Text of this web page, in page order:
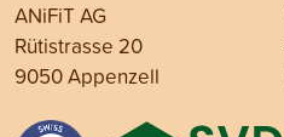
ANiFiT AG
Rütistrasse 20
9050 Appenzell